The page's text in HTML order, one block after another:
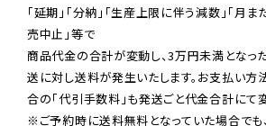
「延期」「分納」「生産上限に伴う減数」「月ま
売中止」等で
商品代金の合計が変動し、3万円未満となっ
送に対し送料が発生いたします。お支払い方
※ご予約時に送料無料となっていた場合で